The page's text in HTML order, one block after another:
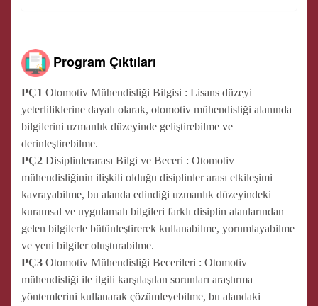
Program Çıktıları
PÇ1 Otomotiv Mühendisliği Bilgisi : Lisans düzeyi
yeterliliklerine dayalı olarak, otomotiv mühendisliği alanında
bilgilerini uzmanlık düzeyinde geliştirebilme ve
derinleştirebilme.
PÇ2 Disiplinlerarası Bilgi ve Beceri : Otomotiv
mühendisliğinin ilişkili olduğu disiplinler arası etkileşimi
kavrayabilme, bu alanda edindiği uzmanlık düzeyindeki
kuramsal ve uygulamalı bilgileri farklı disiplin alanlarından
gelen bilgilerle bütünleştirerek kullanabilme, yorumlayabilme
ve yeni bilgiler oluşturabilme.
PÇ3 Otomotiv Mühendisliği Becerileri : Otomotiv
mühendisliği ile ilgili karşılaşılan sorunları araştırma
yöntemlerini kullanarak çözümleyebilme, bu alandaki